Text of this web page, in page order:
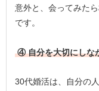
意外と、会ってみた
です。
④ 自分を大切にしな
30代婚活は、自分の